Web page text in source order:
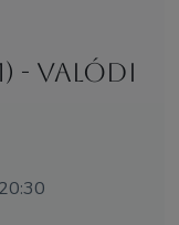
- Valódi